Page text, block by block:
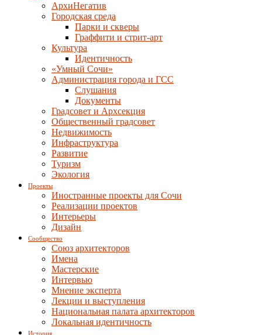
АрхиНегатив
Городская среда
Парки и скверы
Граффити и стрит-арт
Культура
Идентичность
«Умный Сочи»
Администрация города и ГСС
Слушания
Документы
Градсовет и Архсекция
Общественный градсовет
Недвижимость
Инфраструктура
Развитие
Туризм
Экология
Проекты
Иностранные проекты для Сочи
Реализации проектов
Интерьеры
Дизайн
Сообщество
Союз архитекторов
Имена
Мастерские
Интервью
Мнение эксперта
Лекции и выступления
Национальная палата архитекторов
Локальная идентичность
История